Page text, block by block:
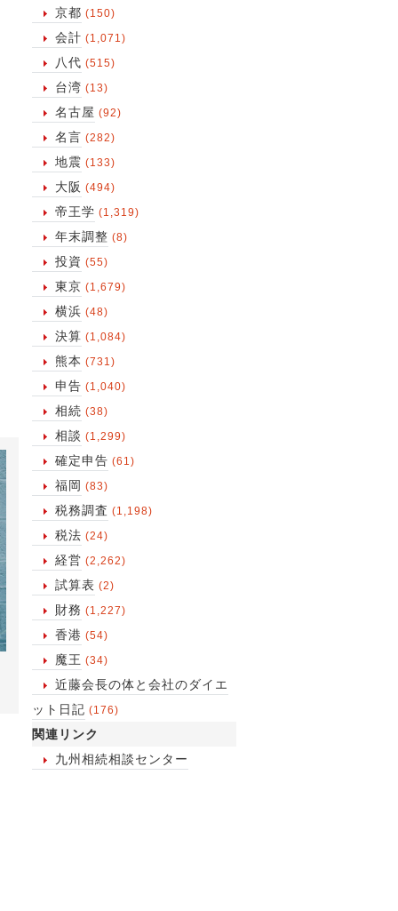
京都 (150)
会計 (1,071)
八代 (515)
台湾 (13)
名古屋 (92)
名言 (282)
地震 (133)
大阪 (494)
帝王学 (1,319)
年末調整 (8)
投資 (55)
東京 (1,679)
横浜 (48)
決算 (1,084)
熊本 (731)
申告 (1,040)
相続 (38)
相談 (1,299)
確定申告 (61)
福岡 (83)
税務調査 (1,198)
税法 (24)
経営 (2,262)
試算表 (2)
財務 (1,227)
香港 (54)
魔王 (34)
近藤会長の体と会社のダイエ
ット日記 (176)
関連リンク
九州相続相談センター